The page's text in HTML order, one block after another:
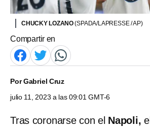
CHUCKY LOZANO(SPADA/LAPRESSE / AP)
Compartir en
PorGabriel Cruz
julio 11, 2023 a las 09:01 GMT-6
Tras coronarse con el Napoli,el